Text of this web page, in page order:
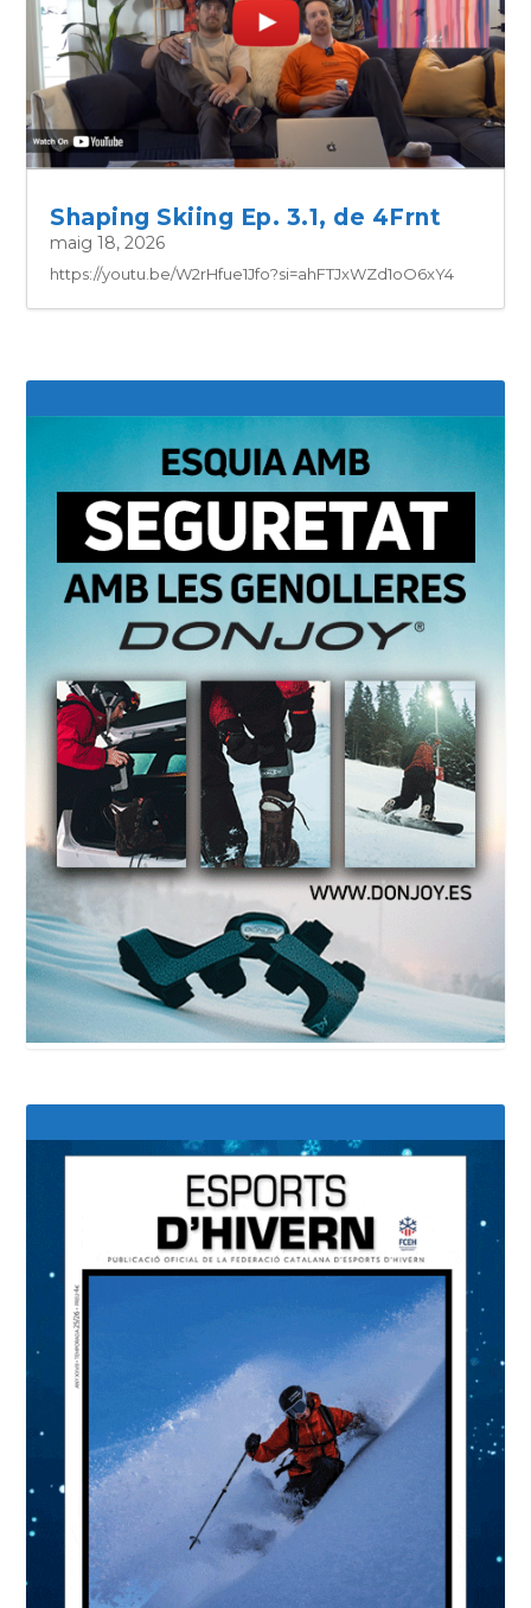
Shaping Skiing Ep. 3.1, de 4Frnt
maig 18, 2026
https://youtu.be/W2rHfue1Jfo?si=ahFTJxWZd1oO6xY4